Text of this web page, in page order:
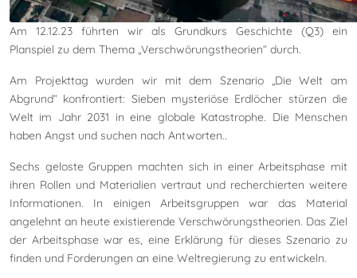
Am 12.12.23 führten wir als Grundkurs Geschichte (Q3) ein
Planspiel zu dem Thema „Verschwörungstheorien“ durch.
Am Projekttag wurden wir mit dem Szenario „Die Welt am
Abgrund“ konfrontiert: Sieben mysteriöse Erdlöcher stürzen die
Welt im Jahr 2031 in eine globale Katastrophe. Die Menschen
haben Angst und suchen nach Antworten..
Sechs geloste Gruppen machten sich in einer Arbeitsphase mit
ihren Rollen und Materialien vertraut und recherchierten weitere
Informationen. In einigen Arbeitsgruppen war das Material
angelehnt an heute existierende Verschwörungstheorien. Das Ziel
der Arbeitsphase war es, eine Erklärung für dieses Szenario zu
finden und Forderungen an eine Weltregierung zu entwickeln.